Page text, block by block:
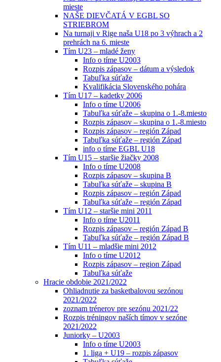
mieste
NAŠE DIEVČATÁ V EGBL SO
STRIEBROM
Na turnaji v Rige naša U18 po 3 výhrach a 2
prehrách na 6. mieste
Tím U23 – mladé ženy
Info o tíme U2003
Rozpis zápasov – dátum a výsledok
Tabuľka súťaže
Kvalifikácia Slovenského pohára
Tím U17 – kadetky 2006
Info o tíme U2006
Tabuľka súťaže – skupina o 1.-8.miesto
Rozpis zápasov – skupina o 1.-8.miesto
Rozpis zápasov – región Západ
Tabuľka súťaže – región Západ
info o tíme EGBL U18
Tím U15 – staršie žiačky 2008
Info o tíme U2008
Rozpis zápasov – skupina B
Tabuľka súťaže – skupina B
Rozpis zápasov – región Západ
Tabuľka súťaže – región Západ
Tím U12 – staršie mini 2011
Info o tíme U2011
Rozpis zápasov – región Západ B
Tabuľka súťaže – región Západ B
Tím U11 – mladšie mini 2012
Info o tíme U2012
Rozpis zápasov – region Západ
Tabuľka súťaže
Hracie obdobie 2021/2022
Ohliadnutie za basketbalovou sezónou
2021/2022
zoznam trénerov pre sezónu 2021/22
Rozpis tréningov naších tímov v sezóne
2021/2022
Juniorky – U2003
Info o tíme U2003
1. liga + U19 – rozpis zápasov